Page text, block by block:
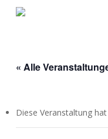
« Alle
Diese Veranstaltung